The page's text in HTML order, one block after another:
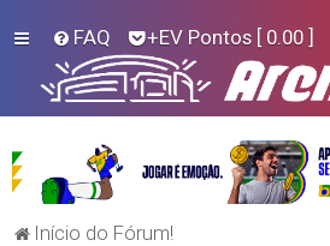
FAQ +EV Pontos [ 0.00 ]
Início do Fórum!